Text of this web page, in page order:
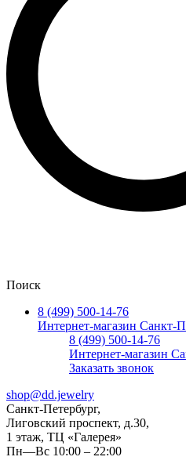
Поиск
8 (499) 500-14-76
Интернет-магазин Санкт-
8 (499) 500-14-76
Интернет-магазин
Заказать звонок
shop@dd.jewelry
Санкт-Петербург,
Лиговский проспект, д.30,
1 этаж, ТЦ «Галерея»
Пн—Вс 10:00 – 22:00